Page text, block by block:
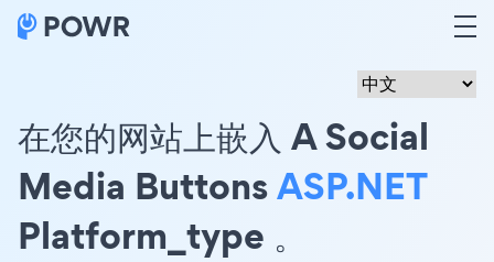
在您的网站上嵌入 A Social
Media ButtonsASP.NET
Platform_type 。